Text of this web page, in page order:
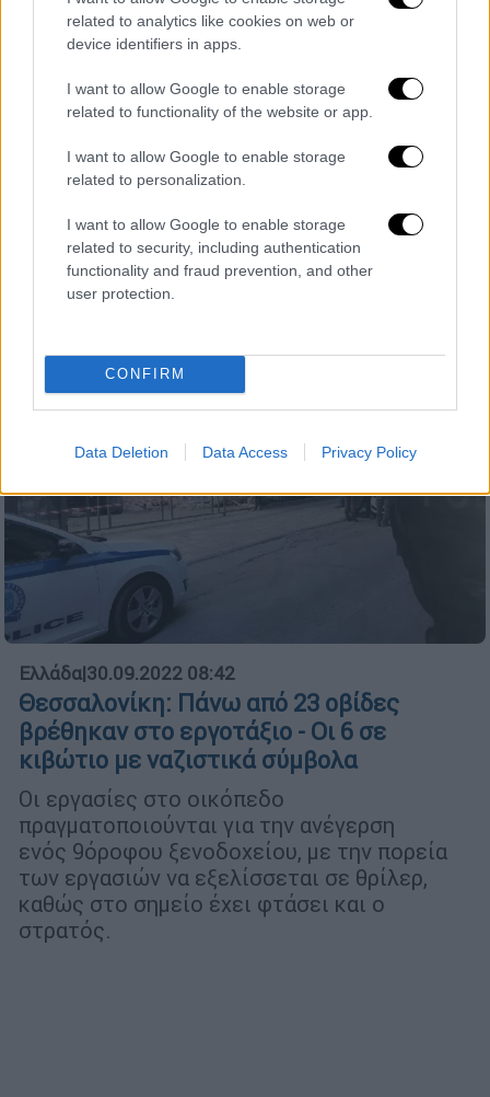
related to analytics like cookies on web or
device identifiers in apps.
I want to allow Google to enable storage
related to functionality of the website or app.
I want to allow Google to enable storage
related to personalization.
I want to allow Google to enable storage
related to security, including authentication
functionality and fraud prevention, and other
user protection.
CONFIRM
Data Deletion Data Access Privacy Policy
με οβίδες, δεν πρέπει να καταστραφούν»
- Τι λέει στο ethnos.gr ο καθηγητής
Αυτά τα ευρήματα αφού ο ελληνικός
μην τα καταστρέψει, αλλά να εκτεθούν είτε
στο πολεμικό μουσείο της Θεσσαλονίκης,
είτε στο μελλοντικό μουσείο Εθνικής
Αντίστασης στο Μητροπολιτικό Πάρκο του
Παύλου Μελά εξηγεί ο κ. Δορδανάς
Ελλάδα|30.09.2022 08:42
Θεσσαλονίκη: Πάνω από 23 οβίδες
βρέθηκαν στο εργοτάξιο - Οι 6 σε
κιβώτιο με ναζιστικά σύμβολα
Οι εργασίες στο οικόπεδο
πραγματοποιούνται για την ανέγερση
ενός 9όροφου ξενοδοχείου, με την πορεία
των εργασιών να εξελίσσεται σε θρίλερ,
καθώς στο σημείο έχει φτάσει και ο
στρατός.